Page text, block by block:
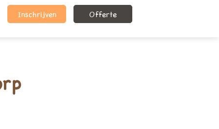
Inschrijven Offerte